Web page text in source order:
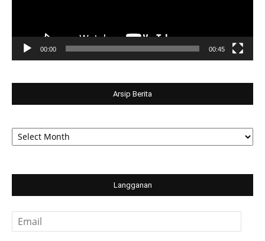
00:00 00:45
Arsip Berita
Arsip
Berita
Langganan
Email